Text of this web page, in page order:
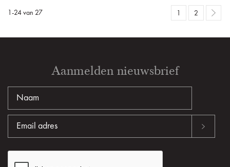
-24 van 27 2
Aanmelden nieuwsbrief